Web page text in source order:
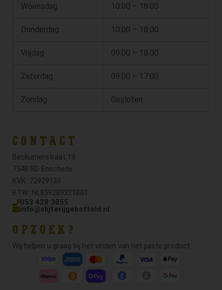
Woensdag 10:00 – 18:00
Donderdag 10:00 – 18:00
Vrijdag 09:00 – 18:00
Zaterdag 09:00 – 17:00
Zondag Gesloten
CONTACT
Beckumerstraat 19
7548 BD Enschede
KVK: 72929138
BTW: NL859289321B01
053 428 3855
info@slijterijgebotteld.nl
OPZOEK?
Wij helpen u graag bij het vinden van het juiste product.